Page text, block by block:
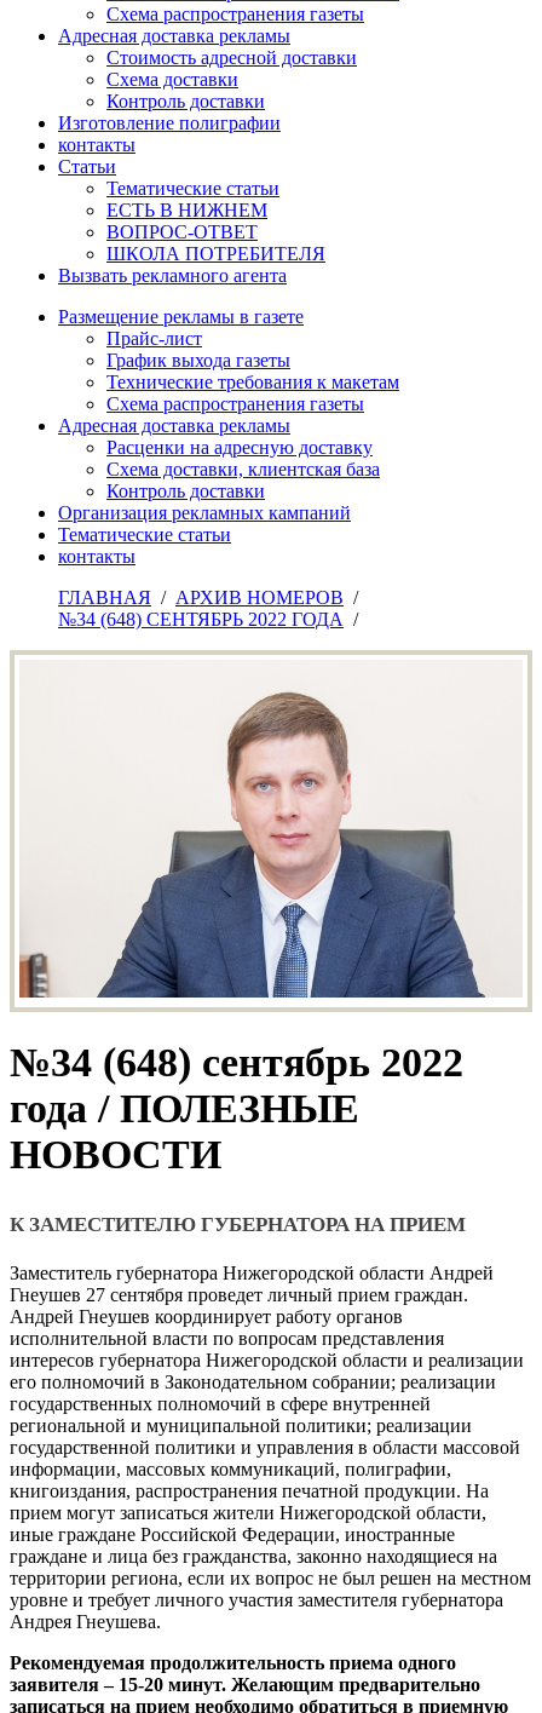
Схема распространения газеты
Адресная доставка рекламы
Стоимость адресной доставки
Схема доставки
Контроль доставки
Изготовление полиграфии
контакты
Статьи
Тематические статьи
ЕСТЬ В НИЖНЕМ
ВОПРОС-ОТВЕТ
ШКОЛА ПОТРЕБИТЕЛЯ
Вызвать рекламного агента
Размещение рекламы в газете
Прайс-лист
График выхода газеты
Технические требования к макетам
Схема распространения газеты
Адресная доставка рекламы
Расценки на адресную доставку
Схема доставки, клиентская база
Контроль доставки
Организация рекламных кампаний
Тематические статьи
контакты
ГЛАВНАЯ / АРХИВ НОМЕРОВ /
№34 (648) СЕНТЯБРЬ 2022 ГОДА /
№34 (648) сентябрь 2022
года / ПОЛЕЗНЫЕ
НОВОСТИ
К ЗАМЕСТИТЕЛЮ ГУБЕРНАТОРА НА ПРИЕМ
Заместитель губернатора Нижегородской области Андрей
Гнеушев 27 сентября проведет личный прием граждан.
Андрей Гнеушев координирует работу органов
исполнительной власти по вопросам представления
интересов губернатора Нижегородской области и реализации
его полномочий в Законодательном собрании; реализации
государственных полномочий в сфере внутренней
региональной и муниципальной политики; реализации
государственной политики и управления в области массовой
информации, массовых коммуникаций, полиграфии,
книгоиздания, распространения печатной продукции. На
прием могут записаться жители Нижегородской области,
иные граждане Российской Федерации, иностранные
граждане и лица без гражданства, законно находящиеся на
территории региона, если их вопрос не был решен на местном
уровне и требует личного участия заместителя губернатора
Андрея Гнеушева.
Рекомендуемая продолжительность приема одного
заявителя – 15-20 минут. Желающим предварительно
записаться на прием необходимо обратиться в приемную